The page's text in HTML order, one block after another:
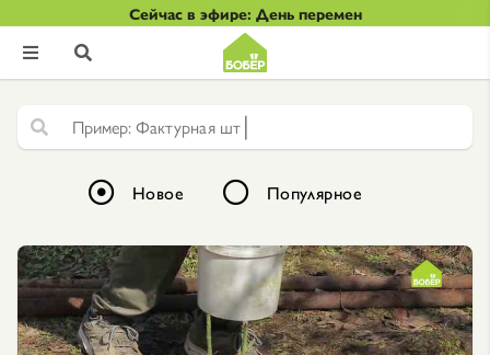
Сейчас в эфире: День перемен
 
Фактурная шт
Новое Популярное